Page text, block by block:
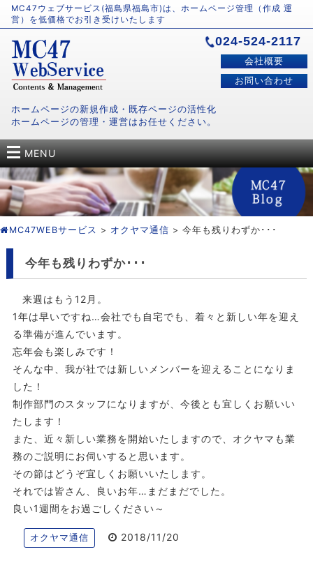
MC47ウェブサービス(福島県福島市)は、ホームページ管理（作成 運
営）を低価格でお引き受けいたします
ホームページの新規作成・既存ページの活性化
ホームページの管理・運営はお任せください。
024-524-2117
会社概要
お問い合わせ
MENU
MC47WEBサービス > オクヤマ通信 > 今年も残りわずか･･･
今年も残りわずか･･･
来週はもう12月。
1年は早いですね…会社でも自宅でも、着々と新しい年を迎え
る準備が進んでいます。
忘年会も楽しみです！
そんな中、我が社では新しいメンバーを迎えることになりま
した！
制作部門のスタッフになりますが、今後とも宜しくお願いい
たします！
また、近々新しい業務を開始いたしますので、オクヤマも業
務のご説明にお伺いすると思います。
その節はどうぞ宜しくお願いいたします。
それでは皆さん、良いお年…まだまだでした。
良い1週間をお過ごしください～
オクヤマ通信 2018/11/20